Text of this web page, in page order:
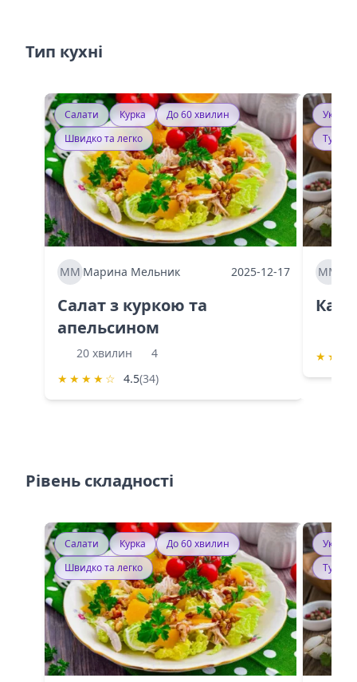
Тип кухні
Салати Курка
До 60 хвилин
Швидко та легко
ММ Марина Мельник 2025-12-17
Салат з куркою та
апельсином
20 хвилин
4
★ ★ ★ ★ ☆ 4.5(34)
ММ
★ ★
Рівень складності
Салати Курка
До 60 хвилин
Швидко та легко